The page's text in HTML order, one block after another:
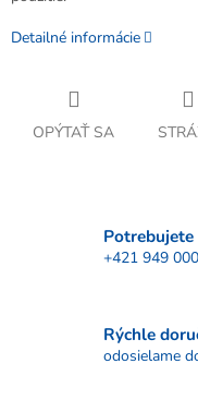
Detailné informácie
OPÝTAŤ SA
+421 949
Rýchle
odosielame